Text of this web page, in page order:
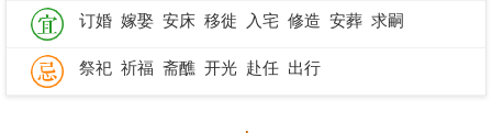
订婚 嫁娶 安床 移徙 入宅 修造 安葬 求嗣
祭祀 祈福 斋醮 开光 赴任 出行